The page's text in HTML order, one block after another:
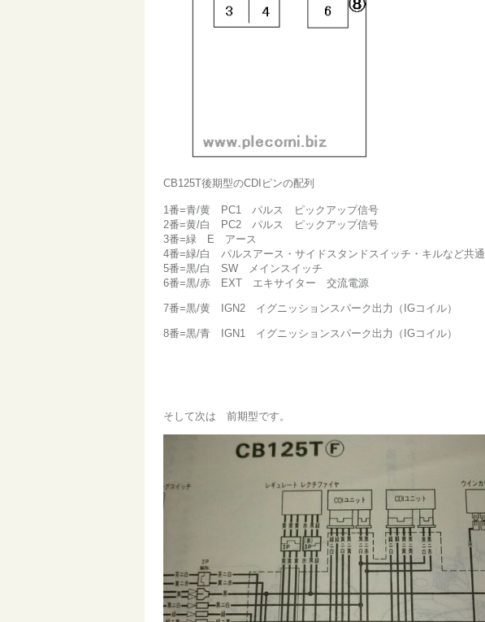
CB125T後期型のCDIピンの配列
1番=青/黄 PC1 パルス ピックアップ信号
2番=黄/白 PC2 パルス ピックアップ信号
3番=緑 E アース
4番=緑/白 パルスアース・サイドスタンドスイッチ・キルなど共通
5番=黒/白 SW メインスイッチ
6番=黒/赤 EXT エキサイター 交流電源
7番=黒/黄 IGN2 イグニッションスパーク出力（IGコイル）
8番=黒/青 IGN1 イグニッションスパーク出力（IGコイル）
そして次は 前期型です。